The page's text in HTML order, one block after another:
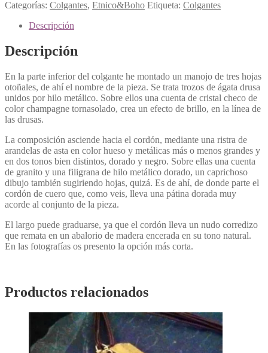
Categorías: Colgantes, Etnico&Boho Etiqueta: Colgantes
Descripción
Descripción
En la parte inferior del colgante he montado un manojo de tres hojas
otoñales, de ahí el nombre de la pieza. Se trata trozos de ágata drusa
unidos por hilo metálico. Sobre ellos una cuenta de cristal checo de
color champagne tornasolado, crea un efecto de brillo, en la línea de
las drusas.
La composición asciende hacia el cordón, mediante una ristra de
arandelas de asta en color hueso y metálicas más o menos grandes y
en dos tonos bien distintos, dorado y negro. Sobre ellas una cuenta
de granito y una filigrana de hilo metálico dorado, un caprichoso
dibujo también sugiriendo hojas, quizá. Es de ahí, de donde parte el
cordón de cuero que, como veis, lleva una pátina dorada muy
acorde al conjunto de la pieza.
El largo puede graduarse, ya que el cordón lleva un nudo corredizo
que remata en un abalorio de madera encerada en su tono natural.
En las fotografías os presento la opción más corta.
Productos relacionados